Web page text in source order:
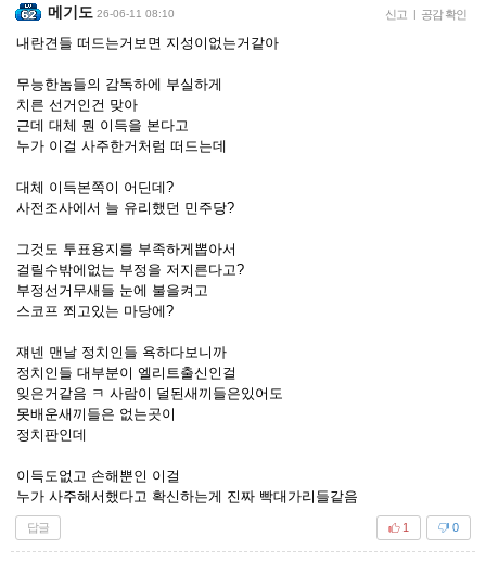
메기도 26-06-11 08:10 신고 | 공감 확인
내란견들 떠드는거보면 지성이없는거같아
무능한놈들의 감독하에 부실하게
치른 선거인건 맞아
근데 대체 뭔 이득을 본다고
누가 이걸 사주한거처럼 떠드는데
대체 이득본쪽이 어딘데?
사전조사에서 늘 유리했던 민주당?
그것도 투표용지를 부족하게뽑아서
걸릴수밖에없는 부정을 저지른다고?
부정선거무새들 눈에 불을켜고
스코프 쬐고있는 마당에?
쟤넨 맨날 정치인들 욕하다보니까
정치인들 대부분이 엘리트출신인걸
잊은거같음 ㅋ 사람이 덜된새끼들은있어도
못배운새끼들은 없는곳이
정치판인데
이득도없고 손해뿐인 이걸
누가 사주해서했다고 확신하는게 진짜 빡대가리들같음
답글 0
1